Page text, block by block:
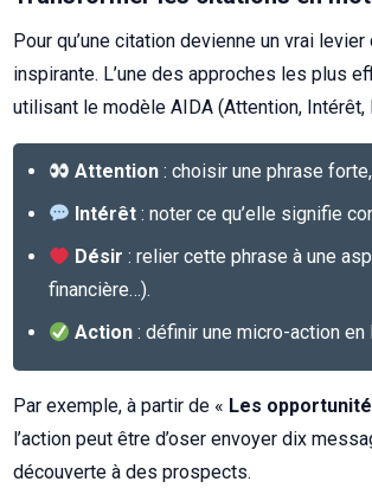
Pour qu’une citation devienne un vrai levier
inspirante. L’une des approches les plus
utilisant le modèle AIDA (Attention, Intérêt,
Attention : choisir une phrase
Intérêt : noter ce qu’elle signifie
Désir : relier cette phrase à une
financière…).
Action : définir une micro-action
Par exemple, à partir de « Les
l’action peut être d’oser envoyer dix
découverte à des prospects.